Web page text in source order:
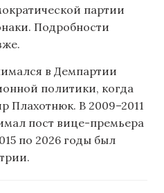
партии
Подробности
в Демпартии
политики, когда
Плахотнюк. В 2009–2011
пост вице-премьера
по 2026 годы был